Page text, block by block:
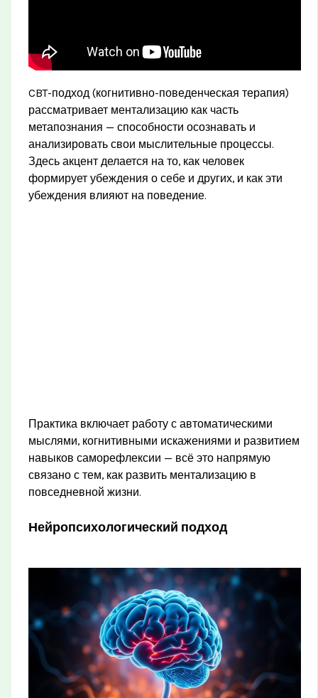
CBT-подход (когнитивно-поведенческая терапия)
рассматривает ментализацию как часть
метапознания — способности осознавать и
анализировать свои мыслительные процессы.
Здесь акцент делается на то, как человек
формирует убеждения о себе и других, и как эти
убеждения влияют на поведение.
Практика включает работу с автоматическими
мыслями, когнитивными искажениями и развитием
навыков саморефлексии — всё это напрямую
связано с тем, как развить ментализацию в
повседневной жизни.
Нейропсихологический подход